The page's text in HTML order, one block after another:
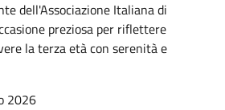
dell'Associazione Italiana di
preziosa per riflettere
la terza età con serenità e
2026